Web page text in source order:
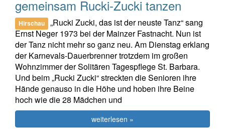
gemeinsam Rucki-Zucki tanzen
Hirschau
„Rucki Zucki, das ist der neuste Tanz“ sang
Ernst Neger 1973 bei der Mainzer Fastnacht. Nun ist
der Tanz nicht mehr so ganz neu. Am Dienstag erklang
der Karnevals-Dauerbrenner trotzdem im großen
Wohnzimmer der Solitären Tagespflege St. Barbara.
Und beim „Rucki Zucki“ streckten die Senioren ihre
Hände genauso in die Höhe und hoben ihre Beine
hoch wie die 28 Mädchen und
weiterlesen »